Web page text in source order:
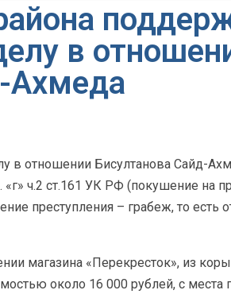
в
Ахмеда
в отношении Бисултанова Сайд-
ч.2 ст.161 УК РФ (покушение на
преступления – грабеж, то есть
магазина «Перекресток», из
около 16 000 рублей, с места